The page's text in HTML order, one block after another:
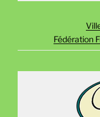
Fédération